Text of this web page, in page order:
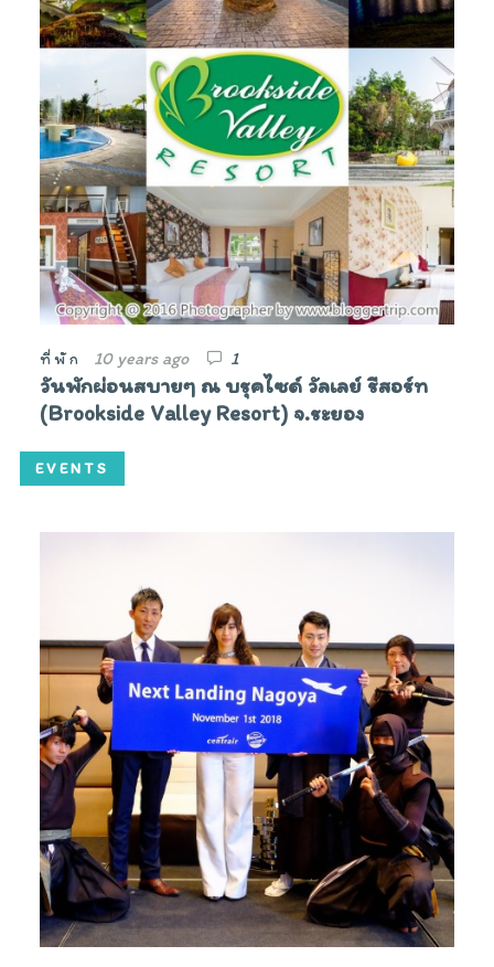
ที่พัก 10 years ago 1
วันพักผ่อนสบายๆ ณ บรุคไซด์ วัลเลย์ รีสอร์ท
(Brookside Valley Resort) จ.ระยอง
EVENTS